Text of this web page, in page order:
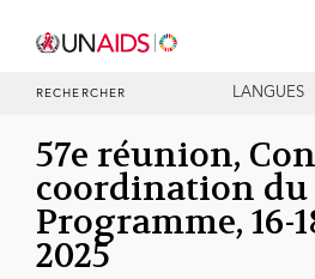
RECHERCHER LANGUES
57e réunion,
coordination du
Programme, 16-
2025